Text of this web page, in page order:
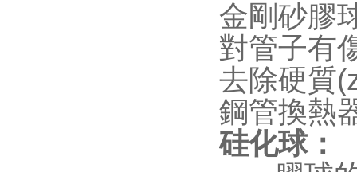
金剛砂膠
對管子有
去除硬質
鋼管換熱器
硅化球：